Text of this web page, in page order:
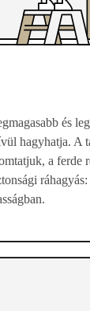
és
hagyhatja. A
a ferde